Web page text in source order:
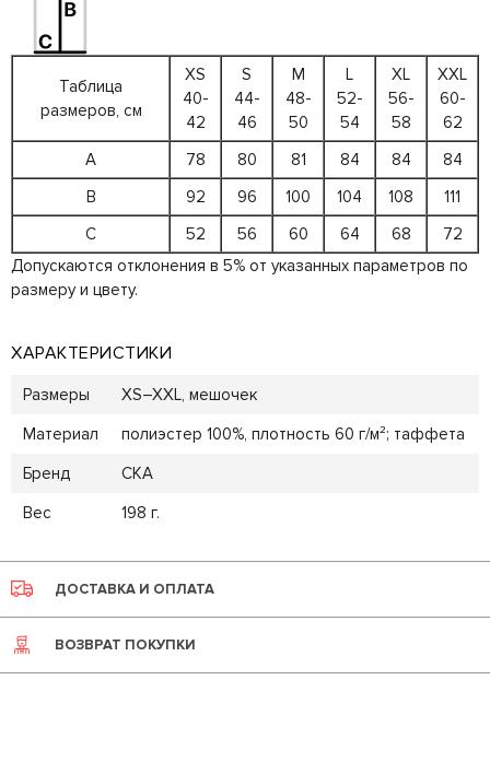
Таблица
размеров, см
XS
40-
42
S
44-
46
M
48-
50
L
52-
54
XL
56-
58
XXL
60-
62
A
78 80 81 84 84
84
B
92 96 100 104 108
111
C
52 56 60 64 68
72
Допускаются отклонения в 5% от указанных параметров по
размеру и цвету.
ХАРАКТЕРИСТИКИ
Размеры
XS–XXL, мешочек
Материал
полиэстер 100%, плотность 60 г/м²; таффета
Бренд
СКА
Вес
198 г.
ДОСТАВКА И ОПЛАТА
ВОЗВРАТ ПОКУПКИ